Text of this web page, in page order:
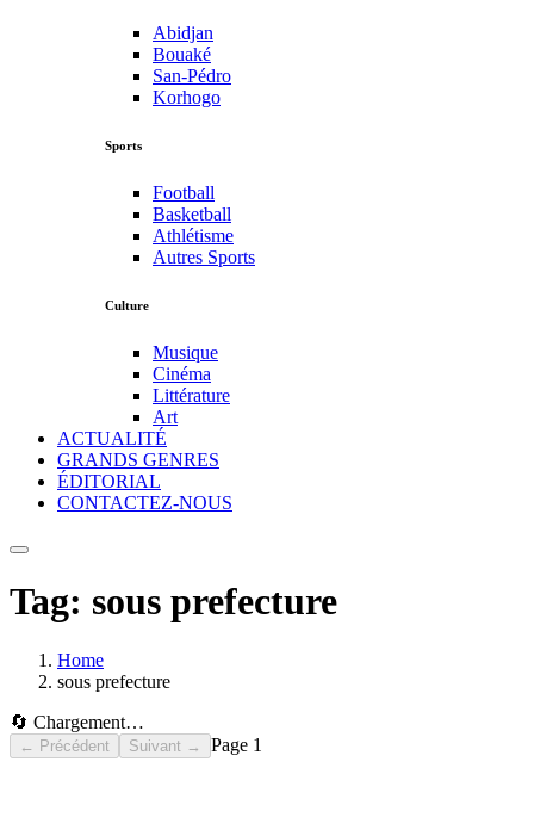
Abidjan
Bouaké
San-Pédro
Korhogo
Sports
Football
Basketball
Athlétisme
Autres Sports
Culture
Musique
Cinéma
Littérature
Art
ACTUALITÉ
GRANDS GENRES
ÉDITORIAL
CONTACTEZ-NOUS
Tag: sous prefecture
Home
sous prefecture
🔄 Chargement…
← Précédent Suivant → Page 1